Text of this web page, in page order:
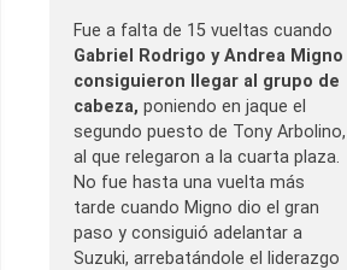
Fue a falta de 15 vueltas cuando
Gabriel Rodrigo y Andrea Migno
consiguieron llegar al grupo de
cabeza, poniendo en jaque el
segundo puesto de Tony Arbolino,
al que relegaron a la cuarta plaza.
No fue hasta una vuelta más
tarde cuando Migno dio el gran
paso y consiguió adelantar a
Suzuki, arrebatándole el liderazgo